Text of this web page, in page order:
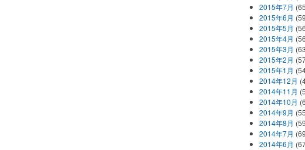
2015年7月
2015年6月
2015年5月
2015年4月
2015年3月
2015年2月
2015年1月
2014年12月
2014年11月
2014年10月
2014年9月
2014年8月
2014年7月
2014年6月